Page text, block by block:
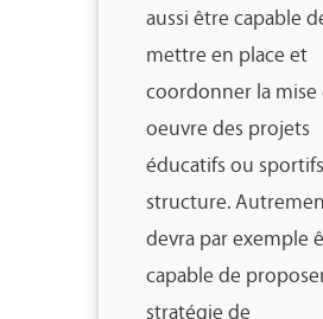
aussi être capable
mettre en place et
coordonner la mise
oeuvre des projets
éducatifs ou
structure.
devra par exemple
capable de
stratégie de